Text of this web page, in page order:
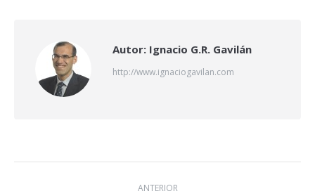
Autor: Ignacio G.R. Gavilán
http://www.ignaciogavilan.com
Navegación
ANTERIOR